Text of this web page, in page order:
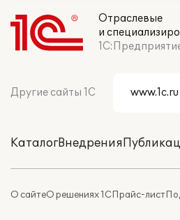
Отраслевые
и
Другие сайты 1С
КаталогВнедрения
О сайтеО решениях 1СПрайс-лист